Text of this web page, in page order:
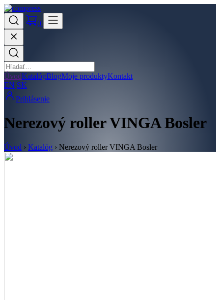
0
ÚvodKatalógBlogMoje produktyKontakt
EN SK
Prihlásenie
Nerezový roller VINGA Bosler
Úvod › Katalóg › Nerezový roller VINGA Bosler